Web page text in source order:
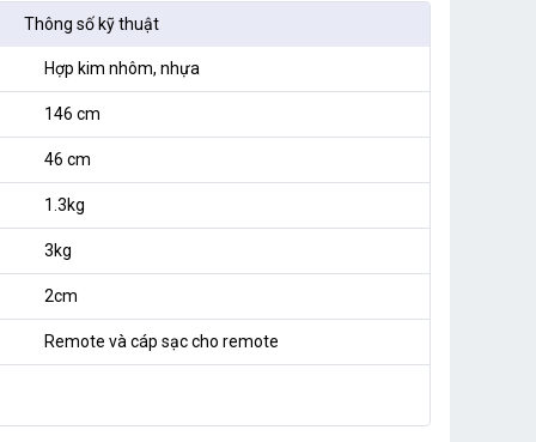
Thông số kỹ thuật
Hợp kim nhôm, nhựa
146 cm
46 cm
1.3kg
3kg
2cm
Remote và cáp sạc cho remote